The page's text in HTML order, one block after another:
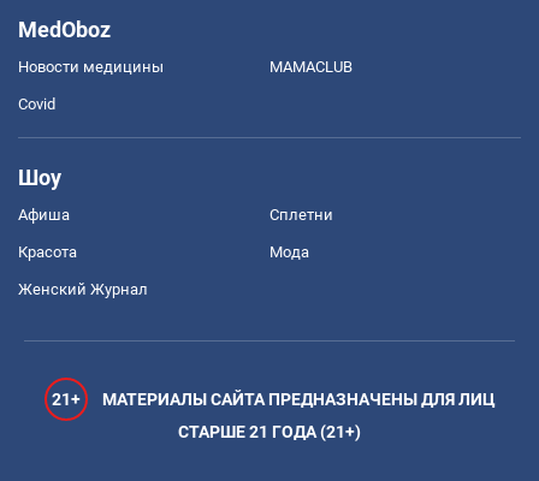
MedOboz
Новости медицины MAMACLUB
Covid
Шоу
Афиша Сплетни
Красота Мода
Женский Журнал
21+
МАТЕРИАЛЫ САЙТА ПРЕДНАЗНАЧЕНЫ ДЛЯ ЛИЦ
СТАРШЕ 21 ГОДА (21+)